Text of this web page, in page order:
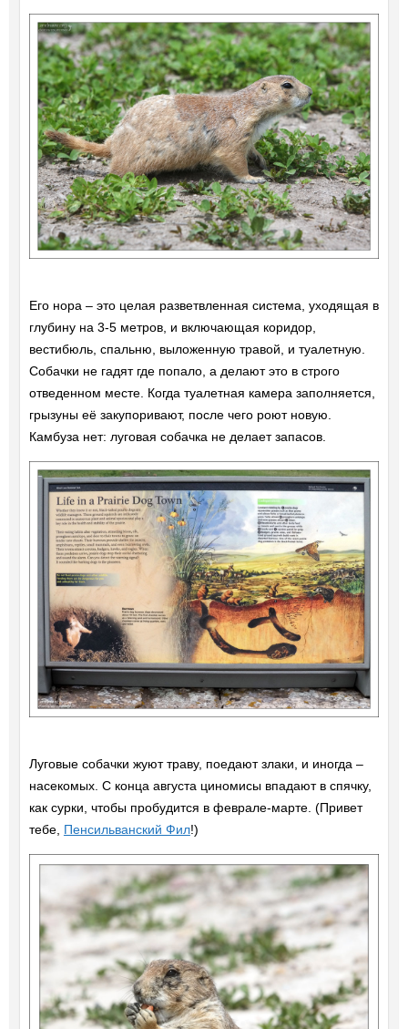
Его нора – это целая разветвленная система, уходящая в
глубину на 3-5 метров, и включающая коридор,
вестибюль, спальню, выложенную травой, и туалетную.
Собачки не гадят где попало, а делают это в строго
отведенном месте. Когда туалетная камера заполняется,
грызуны её закупоривают, после чего роют новую.
Камбуза нет: луговая собачка не делает запасов.
Луговые собачки жуют траву, поедают злаки, и иногда –
насекомых. С конца августа циномисы впадают в спячку,
как сурки, чтобы пробудится в феврале-марте. (Привет
тебе, Пенсильванский Фил!)